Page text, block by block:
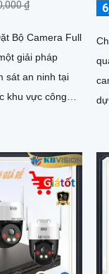
₫
Bộ Camera Full
giải pháp
sát an ninh tại
khu vực công